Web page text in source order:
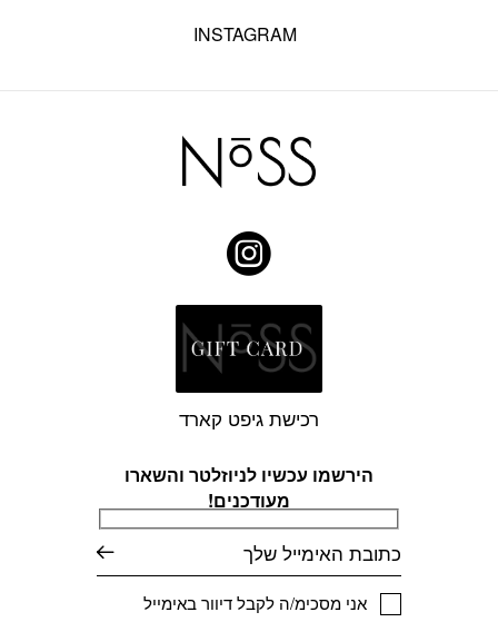
INSTAGRAM
הירשמו עכשיו לניוזלטר והשארו
מעודכנים!
אני מסכימ/ה לקבל דיוור באימייל
רכישת גיפט קארד